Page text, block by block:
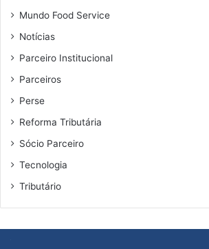
Mundo Food Service
Notícias
Parceiro Institucional
Parceiros
Perse
Reforma Tributária
Sócio Parceiro
Tecnologia
Tributário